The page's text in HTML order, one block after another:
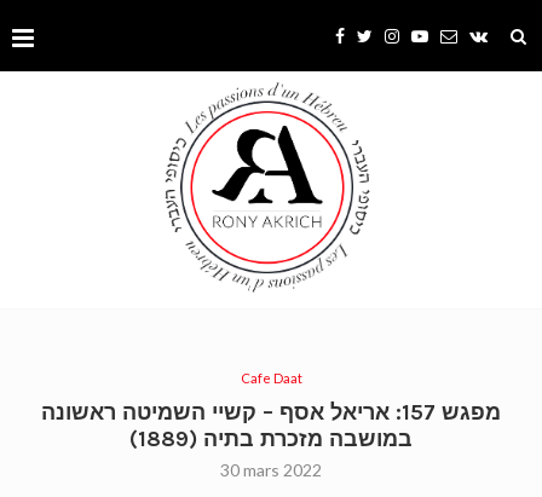
Cafe Daat
מפגש 157: אריאל אסף – קשיי השמיטה ראשונה
במושבה מזכרת בתיה (1889)
30 mars 2022